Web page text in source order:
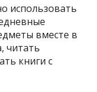
использовать
вместе в
читать
книги с